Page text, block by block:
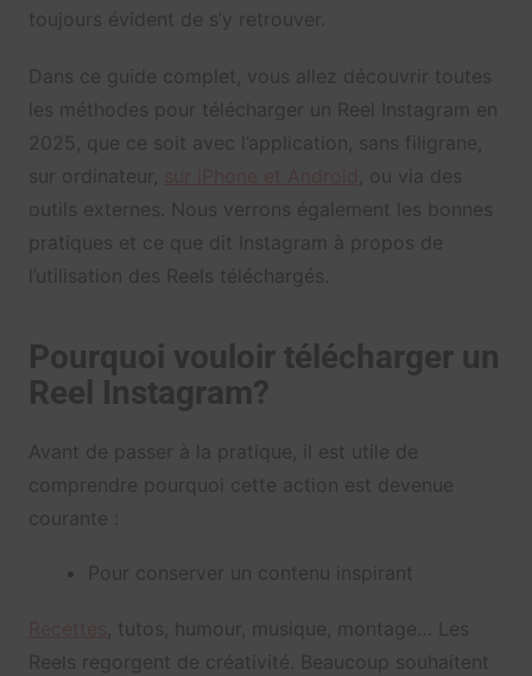
toujours évident de s’y retrouver.
Dans ce guide complet, vous allez découvrir toutes
les méthodes pour télécharger un Reel Instagram en
2025, que ce soit avec l’application, sans filigrane,
sur ordinateur,
, ou via des
outils externes. Nous verrons également les bonnes
pratiques et ce que dit Instagram à propos de
l’utilisation des Reels téléchargés.
Pourquoi vouloir télécharger un
Reel Instagram?
Avant de passer à la pratique, il est utile de
comprendre pourquoi cette action est devenue
courante :
Pour conserver un contenu inspirant
, tutos, humour, musique, montage… Les
Reels regorgent de créativité. Beaucoup souhaitent